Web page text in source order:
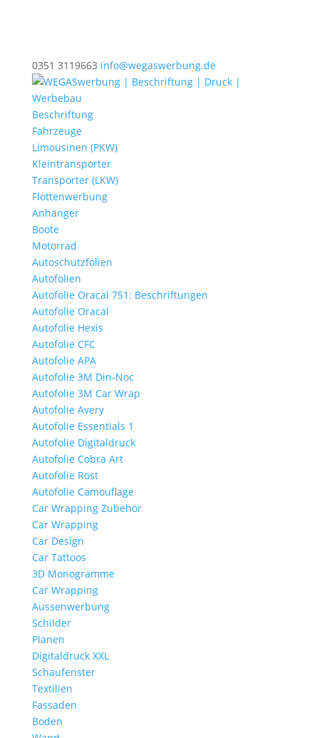
0351 3119663 info@wegaswerbung.de
Beschriftung
Fahrzeuge
Limousinen (PKW)
Kleintransporter
Transporter (LKW)
Flottenwerbung
Anhänger
Boote
Motorrad
Autoschutzfolien
Autofolien
Autofolie Oracal 751: Beschriftungen
Autofolie Oracal
Autofolie Hexis
Autofolie CFC
Autofolie APA
Autofolie 3M Din-Noc
Autofolie 3M Car Wrap
Autofolie Avery
Autofolie Essentials 1
Autofolie Digitaldruck
Autofolie Cobra Art
Autofolie Rost
Autofolie Camouflage
Car Wrapping Zubehör
Car Wrapping
Car Design
Car Tattoos
3D Monogramme
Car Wrapping
Aussenwerbung
Schilder
Planen
Digitaldruck XXL
Schaufenster
Textilien
Fassaden
Boden